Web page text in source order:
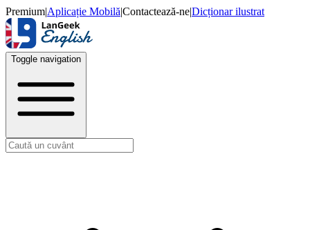
Premium|Aplicație Mobilă|Contactează-ne|Dicționar ilustrat
Toggle navigation